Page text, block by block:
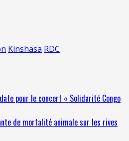
Kinshasa RDC
pour le concert « Solidarité Congo
de mortalité animale sur les rives